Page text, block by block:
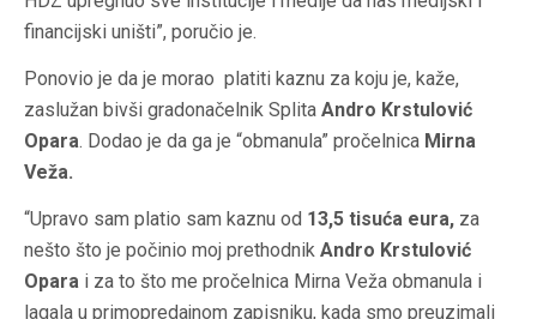
financijski uništi”, poručio je.
Ponovio je da je morao platiti kaznu za koju je, kaže,
zaslužan bivši gradonačelnik Splita Andro Krstulović
Opara. Dodao je da ga je “obmanula” pročelnica Mirna
Veža.
“Upravo sam platio sam kaznu od 13,5 tisuća eura, za
nešto što je počinio moj prethodnik Andro Krstulović
Opara i za to što me pročelnica Mirna Veža obmanula i
lagala u primopredajnom zapisniku, kada smo preuzimali